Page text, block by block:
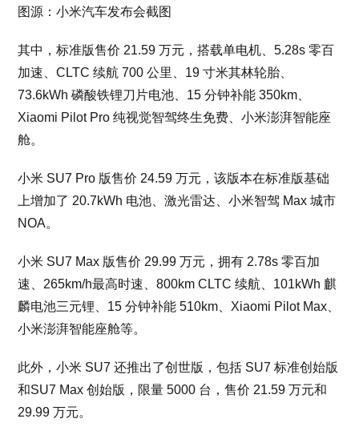
图源：小米汽车发布会截图
其中，标准版售价 21.59 万元，搭载单电机、5.28s 零百
加速、CLTC 续航 700 公里、19 寸米其林轮胎、
73.6kWh 磷酸铁锂刀片电池、15 分钟补能 350km、
Xiaomi Pilot Pro 纯视觉智驾终生免费、小米澎湃智能座
舱。
小米 SU7 Pro 版售价 24.59 万元，该版本在标准版基础
上增加了 20.7kWh 电池、激光雷达、小米智驾 Max 城市
NOA。
小米 SU7 Max 版售价 29.99 万元，拥有 2.78s 零百加
速、265km/h最高时速、800km CLTC 续航、101kWh 麒
麟电池三元锂、15 分钟补能 510km、Xiaomi Pilot Max、
小米澎湃智能座舱等。
此外，小米 SU7 还推出了创世版，包括 SU7 标准创始版
和SU7 Max 创始版，限量 5000 台，售价 21.59 万元和
29.99 万元。